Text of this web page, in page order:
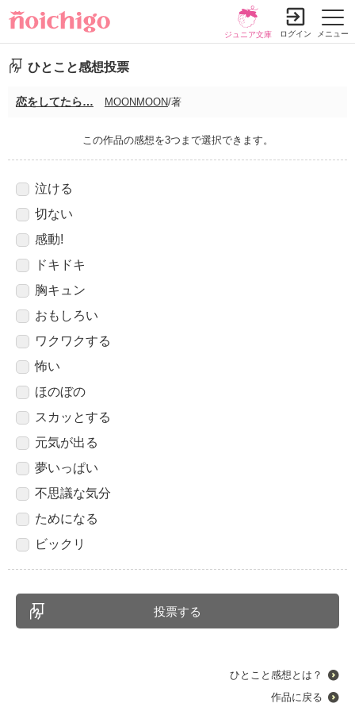
メニュー
ジュニア文庫 ログイン
ひとこと感想投票
恋をしてたら… MOONMOON/著
この作品の感想を3つまで選択できます。
泣ける
切ない
感動!
ドキドキ
胸キュン
おもしろい
ワクワクする
怖い
ほのぼの
スカッとする
元気が出る
夢いっぱい
不思議な気分
ためになる
ビックリ
ひとこと感想とは？
作品に戻る